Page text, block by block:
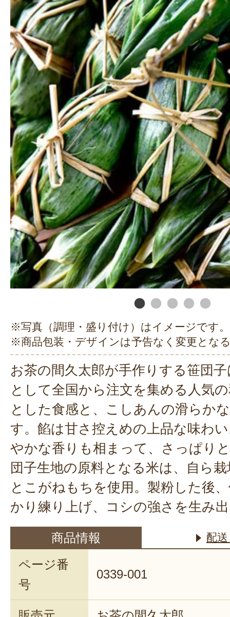
※写真（調理・盛り付け）はイメージです。
※商品包装・デザインは予告なく変更とな
お茶の間久太郎が手作りする笹団
として全国から注文を集める人気
とした食感と、こしあんの滑らか
す。餡は甘さ控えめの上品な味わ
やかな香りも相まって、さっぱり
団子生地の原料となる米は、自ら
とこがねもちを使用。製粉した後
かり練り上げ、コシの強さを生み
商品情報 配
ページ番
号
0339-001